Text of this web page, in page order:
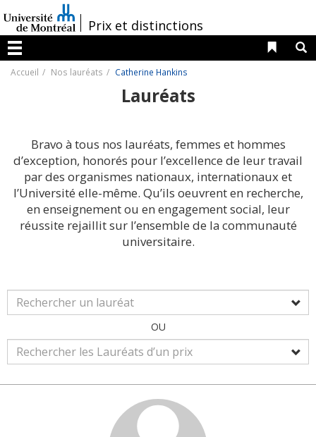
au
contenu
/Prix et distinctions
Menu
Liens
Accueil Nos lauréats Catherine Hankins
Lauréats
Bravo à tous nos lauréats, femmes et hommes
d’exception, honorés pour l’excellence de leur travail
par des organismes nationaux, internationaux et
l’Université elle-même. Qu’ils oeuvrent en recherche,
en enseignement ou en engagement social, leur
réussite rejaillit sur l’ensemble de la communauté
universitaire.
OU